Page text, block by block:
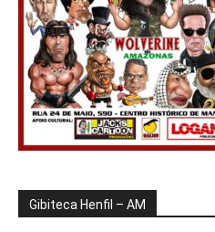
Gibiteca Henfil – AM